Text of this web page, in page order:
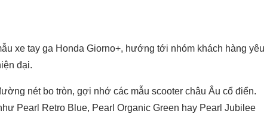
xe tay ga Honda Giorno+, hướng tới nhóm khách hàng yêu
đại.
nét bo tròn, gợi nhớ các mẫu scooter châu Âu cổ điển.
Pearl Retro Blue, Pearl Organic Green hay Pearl Jubilee